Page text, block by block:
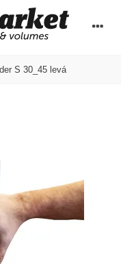
S 30_45 levá